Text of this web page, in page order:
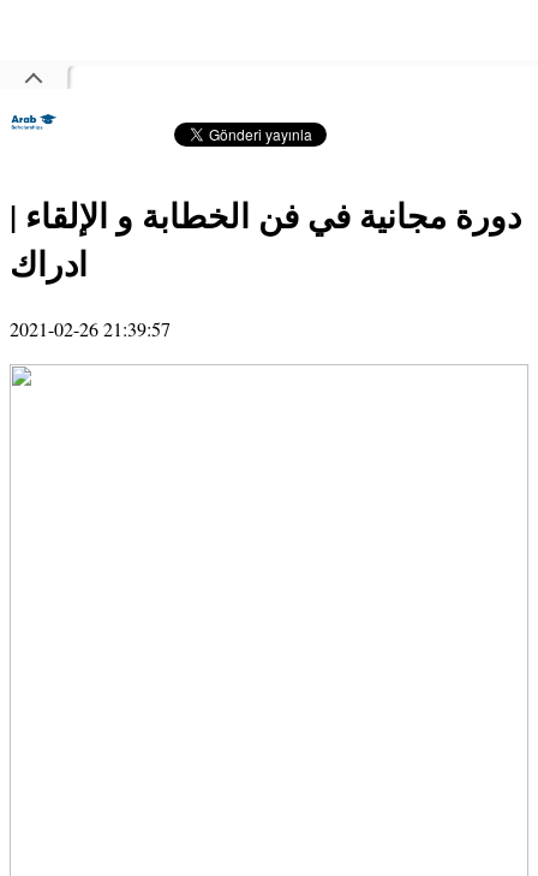
دورة مجانية في فن الخطابة و الإلقاء |
ادراك
2021-02-26 21:39:57